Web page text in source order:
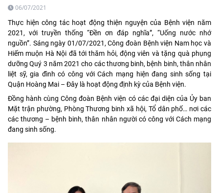
06/07/2021
Thực hiện công tác hoạt động thiện nguyện của Bệnh viện năm
2021, với truyền thống “Đền ơn đáp nghĩa”, “Uống nước nhớ
nguồn”. Sáng ngày 01/07/2021, Công đoàn Bệnh viện Nam học và
Hiếm muộn Hà Nội đã tới thăm hỏi, động viên và tặng quà phụng
dưỡng Quý 3 năm 2021 cho các thương binh, bệnh binh, thân nhân
liệt sỹ, gia đình có công với Cách mạng hiện đang sinh sống tại
Quận Hoàng Mai – Đây là hoạt động định kỳ của Bệnh viện.
Đồng hành cùng Công đoàn Bệnh viện có các đại diện của Ủy ban
Mặt trận phường, Phòng Thương binh xã hội, Tổ dân phố… nơi các
các thương – bệnh binh, thân nhân người có công với Cách mạng
đang sinh sống.